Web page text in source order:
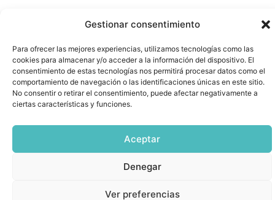
Gestionar consentimiento
Para ofrecer las mejores experiencias, utilizamos tecnologías como las
cookies para almacenar y/o acceder a la información del dispositivo. El
consentimiento de estas tecnologías nos permitirá procesar datos como el
comportamiento de navegación o las identificaciones únicas en este sitio.
No consentir o retirar el consentimiento, puede afectar negativamente a
ciertas características y funciones.
Aceptar
Denegar
Ver preferencias